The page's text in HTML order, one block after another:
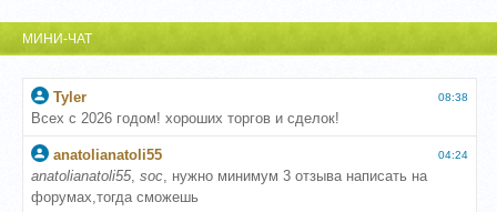
МИНИ-ЧАТ